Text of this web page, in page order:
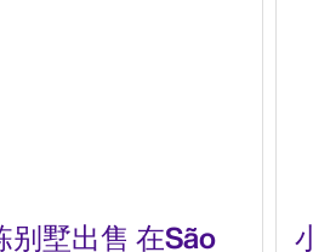
别墅出售 在São